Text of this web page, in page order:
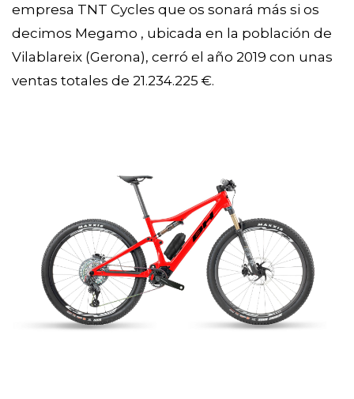
empresa TNT Cycles que os sonará más si os
decimos Megamo , ubicada en la población de
Vilablareix (Gerona), cerró el año 2019 con unas
ventas totales de 21.234.225 €.